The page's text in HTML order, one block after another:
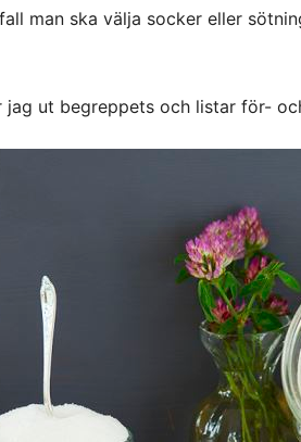
man ska välja socker eller
jag ut begreppets och listar för-